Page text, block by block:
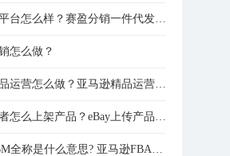
赛盈分销平台怎么样？赛盈分销一件代发模式分享！
怎么做？
亚马逊精品运营怎么做？亚马逊精品运营思路分享
eBay初学者怎么上架产品？eBay上传产品的详细步骤分享
亚马逊FBM全称是什么意思? 亚马逊FBA和FBM模式的区别